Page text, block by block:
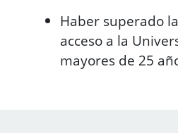
Haber superado
acceso a la
mayores de 25